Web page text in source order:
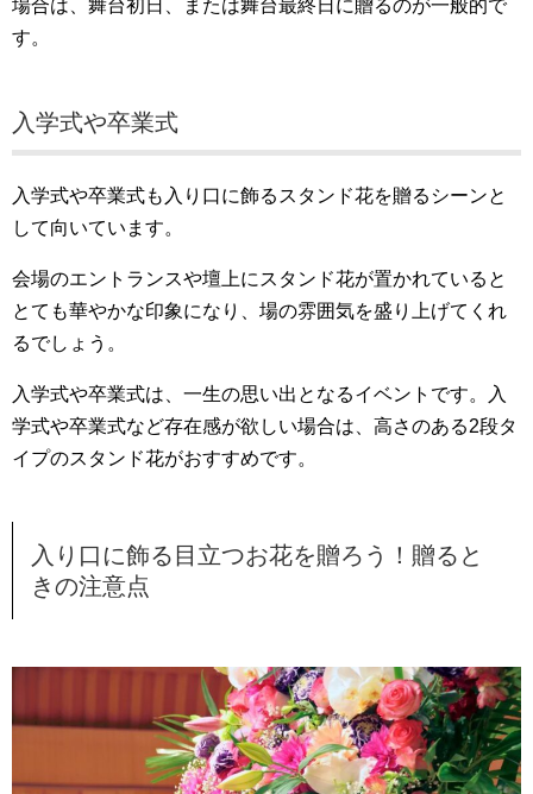
場合は、舞台初日、または舞台最終日に贈るのが一般的で
す。
入学式や卒業式
入学式や卒業式も入り口に飾るスタンド花を贈るシーンと
して向いています。
会場のエントランスや壇上にスタンド花が置かれていると
とても華やかな印象になり、場の雰囲気を盛り上げてくれ
るでしょう。
入学式や卒業式は、一生の思い出となるイベントです。入
学式や卒業式など存在感が欲しい場合は、高さのある2段タ
イプのスタンド花がおすすめです。
入り口に飾る目立つお花を贈ろう！贈ると
きの注意点